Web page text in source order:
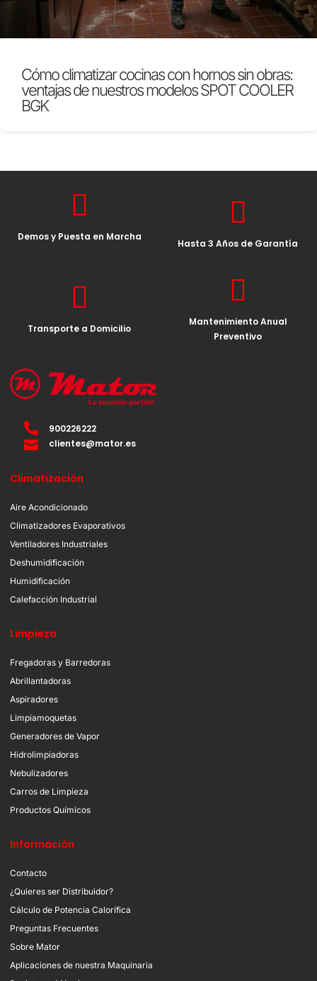
Cómo climatizar cocinas con hornos sin obras:
ventajas de nuestros modelos SPOT COOLER
BGK
Demos y Puesta en Marcha
Hasta 3 Años de Garantía
Transporte a Domicilio
Mantenimiento Anual
Preventivo
900226222
clientes@mator.es
Climatización
Aire Acondicionado
Climatizadores Evaporativos
Ventiladores Industriales
Deshumidificación
Humidificación
Calefacción Industrial
Limpieza
Fregadoras y Barredoras
Abrillantadoras
Aspiradores
Limpiamoquetas
Generadores de Vapor
Hidrolimpiadoras
Nebulizadores
Carros de Limpieza
Productos Químicos
Información
Contacto
¿Quieres ser Distribuidor?
Cálculo de Potencia Calorífica
Preguntas Frecuentes
Sobre Mator
Aplicaciones de nuestra Maquinaria